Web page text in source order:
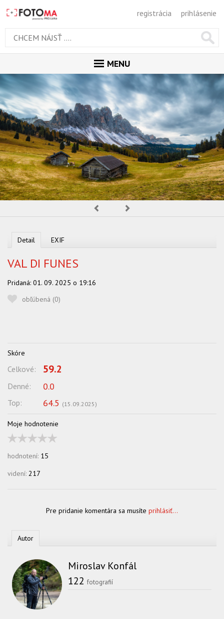
registrácia prihlásenie
MENU
ÚVOD
MAGAZÍN
GALÉRIA
ODPORÚČANÉ
NAJNOVŠIE
POPULÁRNE
POPULÁRNE DNES
OBĽUBENÉ
VYHĽADÁVANIE
Detail EXIF
VAL DI FUNES
Pridaná: 01. 09. 2025 o 19:16
obľúbená (0)
Skóre
Celkové: 59.2
Denné: 0.0
Top: 64.5 (15.09.2025)
Moje hodnotenie
hodnotení: 15
videní: 217
Pre pridanie komentára sa musíte prihlásiť...
Autor
Miroslav Konfál
122 fotografií